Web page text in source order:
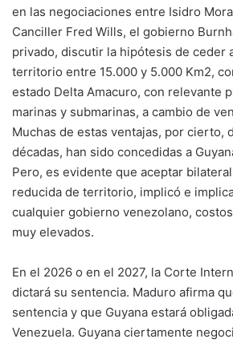
en las negociaciones entre Isidro
Canciller Fred Wills, el gobierno
privado, discutir la hipótesis de ceder
territorio entre 15.000 y 5.000 Km2,
estado Delta Amacuro, con relevante
marinas y submarinas, a cambio de
Muchas de estas ventajas, por cierto,
décadas, han sido concedidas a
Pero, es evidente que aceptar
reducida de territorio, implicó e
cualquier gobierno venezolano,
muy elevados.
En el 2026 o en el 2027, la Corte
dictará su sentencia. Maduro afirma
sentencia y que Guyana estará
Venezuela. Guyana ciertamente